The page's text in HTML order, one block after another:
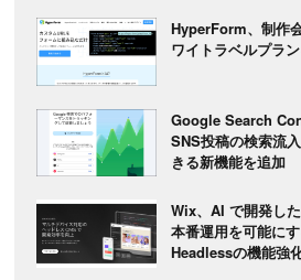
HyperForm、制作
ワイトラベルプラ
Google Search
SNS投稿の検索流
きる新機能を追加
Wix、AI で開発し
本番運用を可能に
Headlessの機能強